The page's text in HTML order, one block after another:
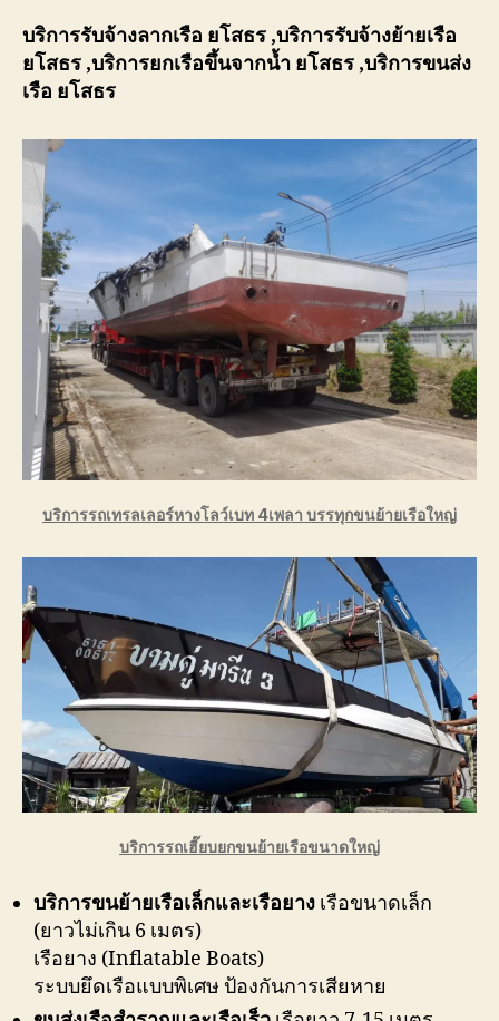
บริการรับจ้างลากเรือ ยโสธร ,บริการรับจ้างย้ายเรือ
ยโสธร ,บริการยกเรือขึ้นจากน้ำ ยโสธร ,บริการขนส่ง
เรือ ยโสธร
บริการรถเทรลเลอร์หางโลว์เบท 4เพลา บรรทุกขนย้ายเรือใหญ่
บริการรถเฮี๊ยบยกขนย้ายเรือขนาดใหญ่
บริการขนย้ายเรือเล็กและเรือยาง เรือขนาดเล็ก
(ยาวไม่เกิน 6 เมตร)
เรือยาง (Inflatable Boats)
ระบบยึดเรือแบบพิเศษ ป้องกันการเสียหาย